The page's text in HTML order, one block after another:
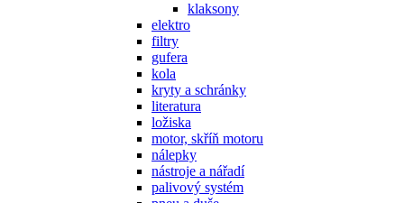
klaksony
elektro
filtry
gufera
kola
kryty a schránky
literatura
ložiska
motor, skříň motoru
nálepky
nástroje a nářadí
palivový systém